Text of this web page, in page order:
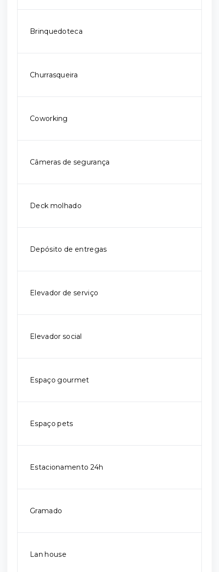
Brinquedoteca
Churrasqueira
Coworking
Câmeras de segurança
Deck molhado
Depósito de entregas
Elevador de serviço
Elevador social
Espaço gourmet
Espaço pets
Estacionamento 24h
Gramado
Lan house